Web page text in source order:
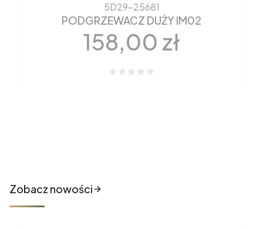
5D29-25681
PODGRZEWACZ DUŻY IM02
Cena
158,00 zł
Zobacz nowości